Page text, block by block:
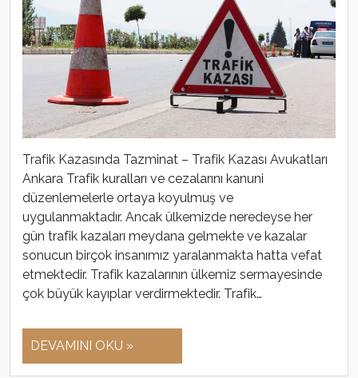
Trafik Kazasında Tazminat – Trafik Kazası Avukatları
Ankara Trafik kuralları ve cezalarını kanuni
düzenlemelerle ortaya koyulmuş ve
uygulanmaktadır. Ancak ülkemizde neredeyse her
gün trafik kazaları meydana gelmekte ve kazalar
sonucun birçok insanımız yaralanmakta hatta vefat
etmektedir. Trafik kazalarının ülkemiz sermayesinde
çok büyük kayıplar verdirmektedir. Trafik…
DEVAMINI OKU »